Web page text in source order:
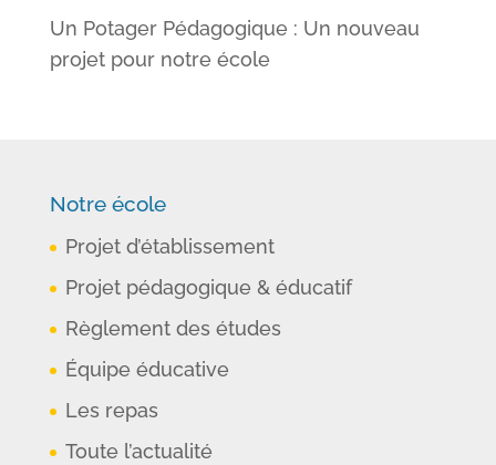
Un Potager Pédagogique : Un nouveau
projet pour notre école
Notre école
Projet d’établissement
Projet pédagogique & éducatif
Règlement des études
Équipe éducative
Les repas
Toute l’actualité